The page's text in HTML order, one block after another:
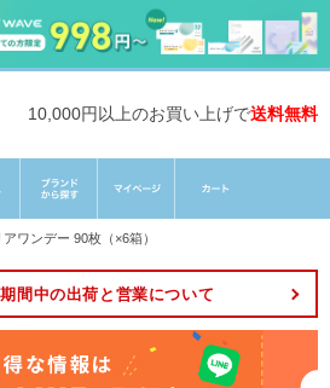
10,000円以上のお買い上げで送料無料
ワンデー 90枚（×6箱）
間中の出荷と営業について